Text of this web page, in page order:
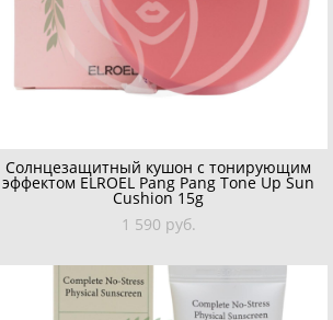
Солнцезащитный кушон с тонирующим
эффектом ELROEL Pang Pang Tone Up Sun
Cushion 15g
1 590 pуб.